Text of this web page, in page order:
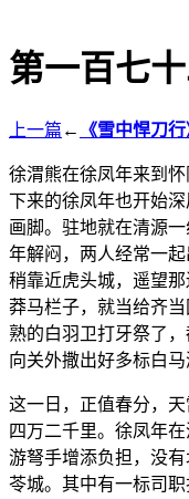
第一百七
上一篇 ← 《雪中悍刀行
徐渭熊在徐凤年来到
下来的徐凤年也开始
画脚。驻地就在清源
年解闷，两人经常一
稍靠近虎头城，遥望
莽马栏子，就当给齐
熟的白羽卫打牙祭了
向关外撒出好多标白马
这一日，正值春分，
四万二千里。徐凤年
游弩手增添负担，没
苓城。其中有一标司